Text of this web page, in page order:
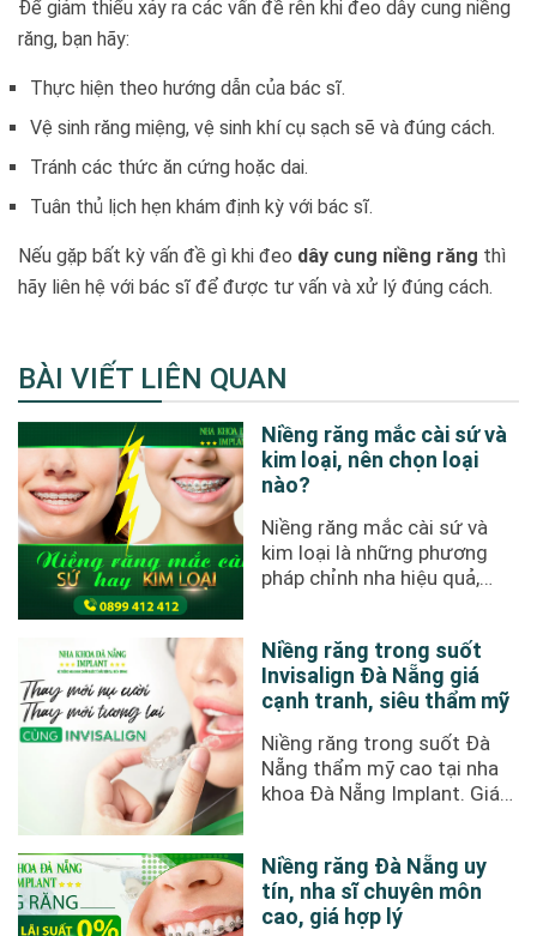
Để giảm thiểu xảy ra các vấn đề rên khi đeo dây cung niềng
răng, bạn hãy:
Thực hiện theo hướng dẫn của bác sĩ.
Vệ sinh răng miệng, vệ sinh khí cụ sạch sẽ và đúng cách.
Tránh các thức ăn cứng hoặc dai.
Tuân thủ lịch hẹn khám định kỳ với bác sĩ.
Nếu gặp bất kỳ vấn đề gì khi đeo dây cung niềng răng thì
hãy liên hệ với bác sĩ để được tư vấn và xử lý đúng cách.
BÀI VIẾT LIÊN QUAN
Niềng răng mắc cài sứ và
kim loại, nên chọn loại
nào?
Niềng răng mắc cài sứ và
kim loại là những phương
pháp chỉnh nha hiệu quả,
Niềng răng trong suốt
Invisalign Đà Nẵng giá
cạnh tranh, siêu thẩm mỹ
Niềng răng trong suốt Đà
Nẵng thẩm mỹ cao tại nha
khoa Đà Nẵng Implant. Giá
Niềng răng Đà Nẵng uy
tín, nha sĩ chuyên môn
cao, giá hợp lý